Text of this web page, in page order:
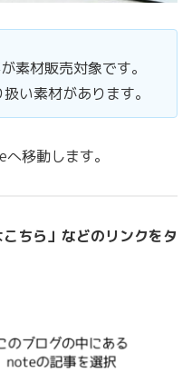
素材販売対象です。
い素材があります。
移動します。
ちら」などのリンクをタ